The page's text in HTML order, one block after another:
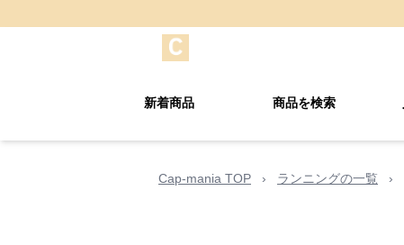
新着商品 商品を検索
Cap-mania TOP › ランニングの一覧 ›